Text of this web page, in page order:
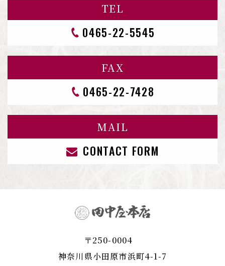
TEL
0465-22-5545
FAX
0465-22-7428
MAIL
CONTACT FORM
〒250-0004
​​​​​​​神奈川県小田原市浜町4-1-7